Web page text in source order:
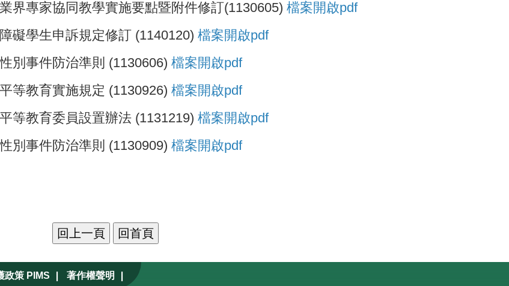
界專家協同教學實施要點暨附件修訂(1130605)檔案開啟pdf
礙學生申訴規定修訂 (1140120)檔案開啟pdf
別事件防治準則 (1130606)檔案開啟pdf
等教育實施規定 (1130926)檔案開啟pdf
等教育委員設置辦法 (1131219) 檔案開啟pdf
別事件防治準則 (1130909) 檔案開啟pdf
政策 PIMS | 著作權聲明 |